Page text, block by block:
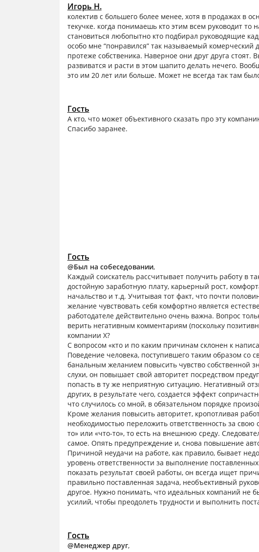
Игорь Н.
колектив с большего более менее, хотя в продажах в
текучке. когда понимаешь кто этим всем руководит
становиться любопытно кто подбирал руководящие
особо мне “понравился” так называемый комерческий
протеже собственика. Наверное они друг друга стоят.
развиватся и расти в этом шапито делать нечего.
это им 20 лет или больше. Может не всегда так там
Гость
А кто, что может объективного сказать про эту
Спасибо заранее.
Гость
@Был на собеседовании,
Каждый соискатель рассчитывает получить работу в
достойную заработную плату, карьерный рост,
начальство и т.д. Учитывая тот факт, что почти
желание чувствовать себя комфортно является
работодателе действительно очень важна. Вопрос
верить негативным комментариям (поскольку
компании Х?
С вопросом «кто и по каким причинам склонен к
Поведение человека, поступившего таким образом со
банальным желанием повысить чувство собственной
слухи, он повышает свой авторитет посредством
попасть в ту же неприятную ситуацию. Негативный
других, в результате чего, создается эффект
что случилось со мной, в обязательном порядке
Кроме желания повысить авторитет, кропотливая
необходимостью переложить ответственность за
то» или «что-то», то есть на внешнюю среду.
самое. Опять предупреждение и, снова повышение
Причиной неудачи на работе, как правило, бывает
уровень ответственности за выполнение
показать результат своей работы, он всегда ищет
правильно поставленная задача, необъективный
другое. Нужно понимать, что идеальных компаний не
усилий, чтобы преодолеть трудности и выполнить
Гость
@Менеджер друг,